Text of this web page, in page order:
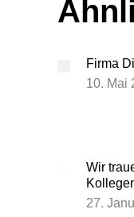
Firma
10. Mai
Wir
27.